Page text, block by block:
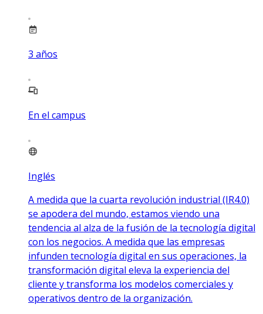
3 años
En el campus
Inglés
A medida que la cuarta revolución industrial (IR4.0)
se apodera del mundo, estamos viendo una
tendencia al alza de la fusión de la tecnología digital
con los negocios. A medida que las empresas
infunden tecnología digital en sus operaciones, la
transformación digital eleva la experiencia del
cliente y transforma los modelos comerciales y
operativos dentro de la organización.